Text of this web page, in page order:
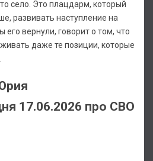
село. Это плацдарм, который
развивать наступление на
его вернули, говорит о том, что
даже те позиции, которые
17.06.2026 про СВО